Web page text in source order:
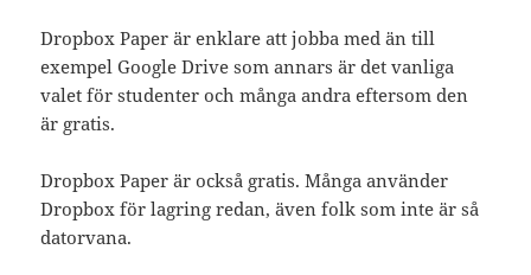
Dropbox Paper är enklare att jobba med än till
exempel Google Drive som annars är det vanliga
valet för studenter och många andra eftersom den
är gratis.
Dropbox Paper är också gratis. Många använder
Dropbox för lagring redan, även folk som inte är så
datorvana.